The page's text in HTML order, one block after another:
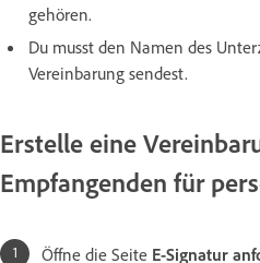
gehören.
Du musst den Namen des
Vereinbarung sendest.
Erstelle eine
Empfangenden für
Öffne die Seite E-Signatur